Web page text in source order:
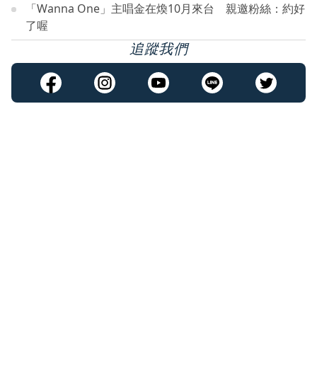
「Wanna One」主唱金在煥10月來台 親邀粉絲：約好
了喔
追蹤我們